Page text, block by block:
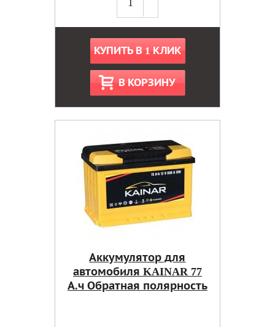
КУПИТЬ В 1 КЛИК
В КОРЗИНУ
Аккумулятор для
автомобиля KAINAR 77
А.ч Обратная полярность